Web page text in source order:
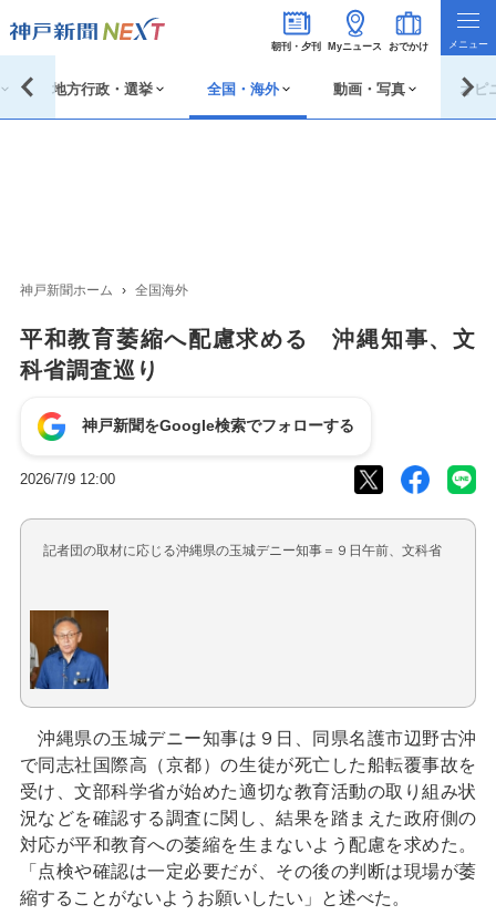
朝刊・夕刊 Myニュース おでかけ
地方行政・選挙 全国・海外 動画・写真 オピ
神戸新聞ホーム 全国海外
平和教育萎縮へ配慮求める 沖縄知事、文
科省調査巡り
2026/7/9 12:00
神戸新聞をGoogle検索でフォローする
記者団の取材に応じる沖縄県の玉城デニー知事＝９日午前、文科省
沖縄県の玉城デニー知事は９日、同県名護市辺野古沖
で同志社国際高（京都）の生徒が死亡した船転覆事故を
受け、文部科学省が始めた適切な教育活動の取り組み状
況などを確認する調査に関し、結果を踏まえた政府側の
対応が平和教育への萎縮を生まないよう配慮を求めた。
「点検や確認は一定必要だが、その後の判断は現場が萎
縮することがないようお願いしたい」と述べた。